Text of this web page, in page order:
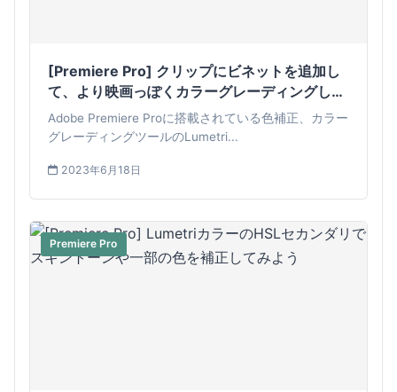
[Premiere Pro] クリップにビネットを追加し
て、より映画っぽくカラーグレーディングして
みよう！
Adobe Premiere Proに搭載されている色補正、カラー
グレーディングツールのLumetri...
2023年6月18日
Premiere Pro